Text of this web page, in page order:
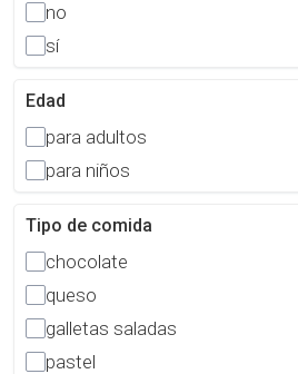
no
sí
Edad
para adultos
para niños
Tipo de comida
chocolate
queso
galletas saladas
pastel